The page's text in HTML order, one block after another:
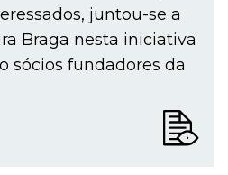
juntou-se a
Braga nesta iniciativa
sócios fundadores da